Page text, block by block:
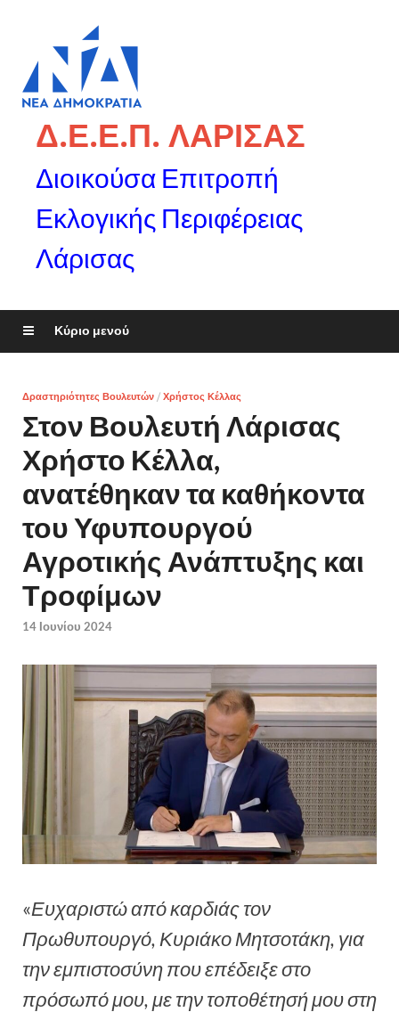
Δ.Ε.Ε.Π. ΛΑΡΙΣΑΣ
Διοικούσα Επιτροπή
Εκλογικής Περιφέρειας
Λάρισας
Κύριο μενού
Δραστηριότητες Βουλευτών / Χρήστος Κέλλας
Στον Βουλευτή Λάρισας
Χρήστο Κέλλα,
ανατέθηκαν τα καθήκοντα
του Υφυπουργού
Αγροτικής Ανάπτυξης και
Τροφίμων
14 Ιουνίου 2024
«Ευχαριστώ από καρδιάς τον
Πρωθυπουργό, Κυριάκο Μητσοτάκη, για
την εμπιστοσύνη που επέδειξε στο
πρόσωπό μου, με την τοποθέτησή μου στη